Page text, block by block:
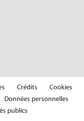
Crédits
Cookies
Données personnelles
publics